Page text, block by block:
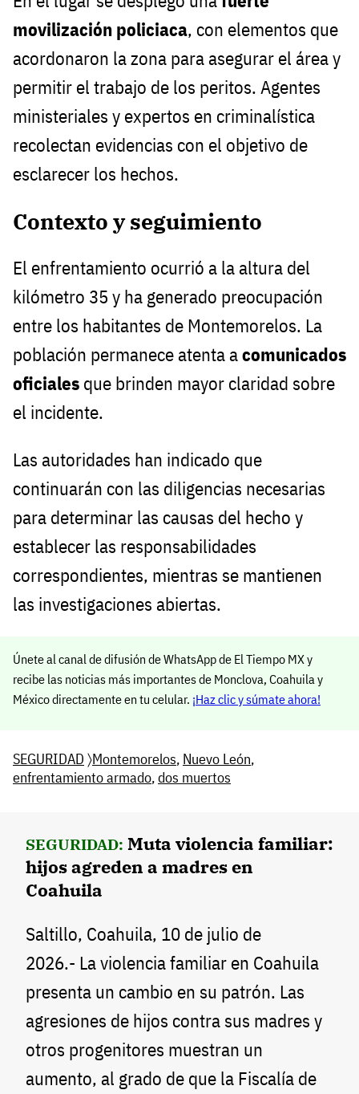
movilización policiaca, con elementos que
acordonaron la zona para asegurar el área y
permitir el trabajo de los peritos. Agentes
ministeriales y expertos en criminalística
recolectan evidencias con el objetivo de
esclarecer los hechos.
Contexto y seguimiento
El enfrentamiento ocurrió a la altura del
kilómetro 35 y ha generado preocupación
entre los habitantes de Montemorelos. La
población permanece atenta acomunicados
oficiales que brinden mayor claridad sobre
el incidente.
Las autoridades han indicado que
continuarán con las diligencias necesarias
para determinar las causas del hecho y
establecer las responsabilidades
correspondientes, mientras se mantienen
las investigaciones abiertas.
Únete al canal de difusión de WhatsApp de El Tiempo MX y
recibe las noticias más importantes de Monclova, Coahuila y
México directamente en tu celular. ¡Haz clic y súmate ahora!
SEGURIDAD 〉Montemorelos, Nuevo León,
enfrentamiento armado,dos muertos
SEGURIDAD: Muta violencia familiar:
hijos agreden a madres en
Coahuila
Saltillo, Coahuila, 10 de julio de
2026.- La violencia familiar en Coahuila
presenta un cambio en su patrón. Las
agresiones de hijos contra sus madres y
otros progenitores muestran un
aumento, al grado de que la Fiscalía de